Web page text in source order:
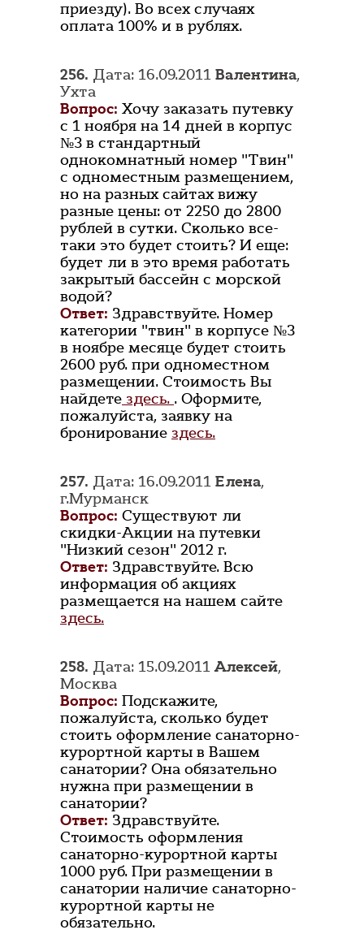
приезду). Во всех случаях
оплата 100% и в рублях.
256. Дата: 16.09.2011 Валентина,
Ухта
Вопрос: Хочу заказать путевку
с 1 ноября на 14 дней в корпус
№3 в стандартный
однокомнатный номер "Твин"
с одноместным размещением,
но на разных сайтах вижу
разные цены: от 2250 до 2800
рублей в сутки. Сколько все-
таки это будет стоить? И еще:
будет ли в это время работать
закрытый бассейн с морской
водой?
Ответ: Здравствуйте. Номер
категории "твин" в корпусе №3
в ноябре месяце будет стоить
2600 руб. при одноместном
размещении. Стоимость Вы
найдете здесь. . Оформите,
пожалуйста, заявку на
бронирование здесь.
257. Дата: 16.09.2011 Елена,
г.Мурманск
Вопрос: Существуют ли
скидки-Акции на путевки
"Низкий сезон" 2012 г.
Ответ: Здравствуйте. Всю
информация об акциях
размещается на нашем сайте
здесь.
258. Дата: 15.09.2011Алексей,
Москва
Вопрос: Подскажите,
пожалуйста, сколько будет
стоить оформление санаторно-
курортной карты в Вашем
санатории? Она обязательно
нужна при размещении в
санатории?
Ответ: Здравствуйте.
Стоимость оформления
санаторно-курортной карты
1000 руб. При размещении в
санатории наличие санаторно-
курортной карты не
обязательно.